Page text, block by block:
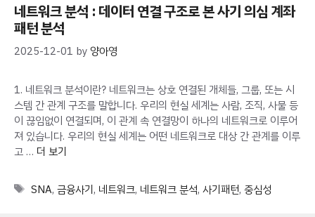
네트워크 분석 : 데이터 연결 구조로 본 사기 의심 계좌
패턴 분석
2025-12-01 by양아영
1. 네트워크 분석이란? 네트워크는 상호 연결된 개체들, 그룹, 또는 시
스템 간 관계 구조를 말합니다. 우리의 현실 세계는 사람, 조직, 사물 등
이 끊임없이 연결되며, 이 관계 속 연결망이 하나의 네트워크로 이루어
져 있습니다. 우리의 현실 세계는 어떤 네트워크로 대상 간 관계를 이루
고 … 더 보기
Tags
SNA, 금융사기, 네트워크, 네트워크 분석, 사기패턴, 중심성